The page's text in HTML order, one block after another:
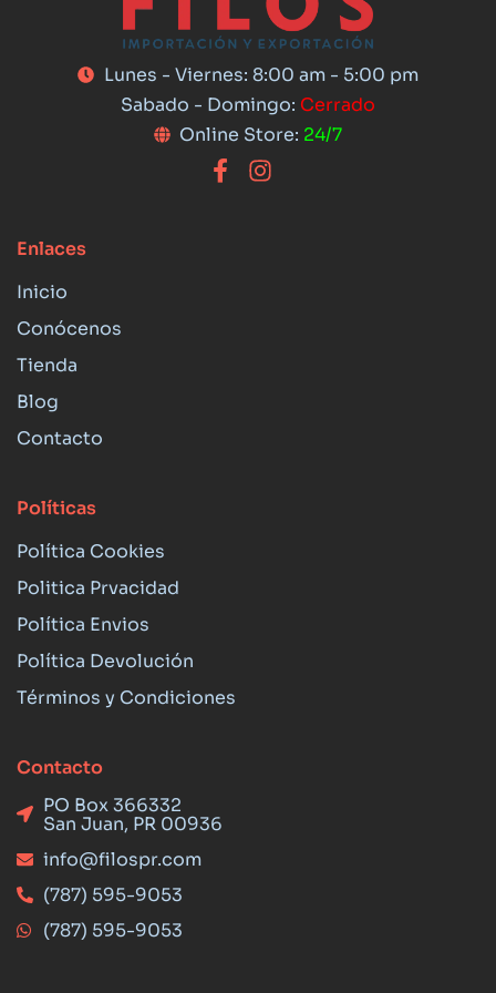
Lunes - Viernes: 8:00 am - 5:00 pm
Sabado - Domingo: Cerrado
Online Store: 24/7
Enlaces
Inicio
Conócenos
Tienda
Blog
Contacto
Políticas
Política Cookies
Politica Prvacidad
Política Envios
Política Devolución
Términos y Condiciones
Contacto
PO Box 366332
San Juan, PR 00936
info@filospr.com
(787) 595-9053
(787) 595-9053